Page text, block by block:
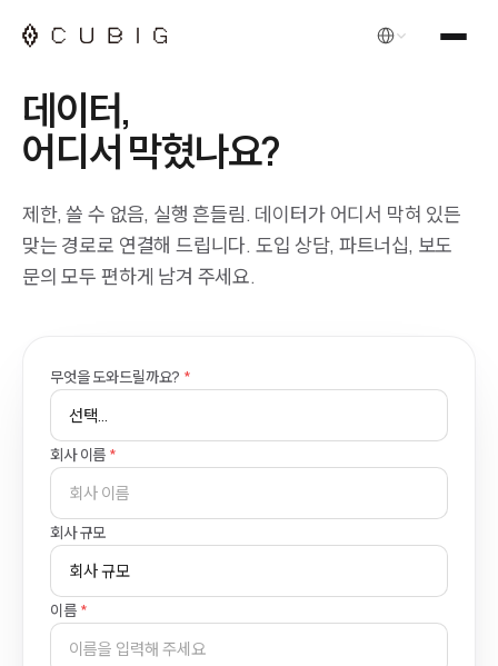
한국어
데이터,
어디서 막혔나요?
제한, 쓸 수 없음, 실행 흔들림. 데이터가 어디서 막혀 있든
맞는 경로로 연결해 드립니다. 도입 상담, 파트너십, 보도
문의 모두 편하게 남겨 주세요.
무엇을 도와드릴까요? *
회사 이름 *
회사 규모
이름 *